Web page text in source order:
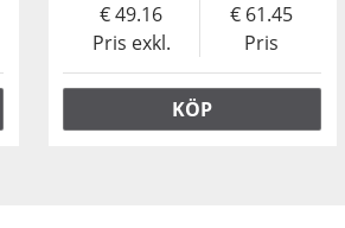
Pris exkl.
49.16
Pris
61.45
KÖP